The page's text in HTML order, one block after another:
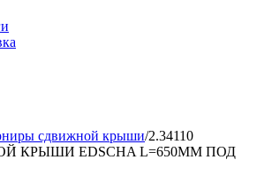
сдвижной крыши/2.34110
КРЫШИ EDSCHA L=650ММ ПОД